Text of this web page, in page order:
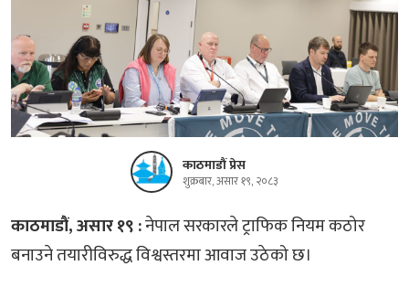
काठमाडौं प्रेस
शुक्रबार, असार १९, २०८३
काठमाडौं, असार १९ :नेपाल सरकारले ट्राफिक नियम कठोर
बनाउने तयारीविरुद्ध विश्वस्तरमा आवाज उठेको छ।